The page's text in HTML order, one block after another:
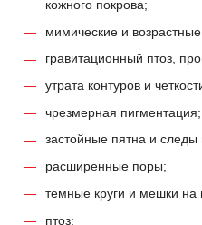
кожного покрова;
мимические и
гравитационный птоз,
утрата контуров и
чрезмерная пигментация;
застойные пятна и следы
расширенные поры;
темные круги и мешки на
птоз;